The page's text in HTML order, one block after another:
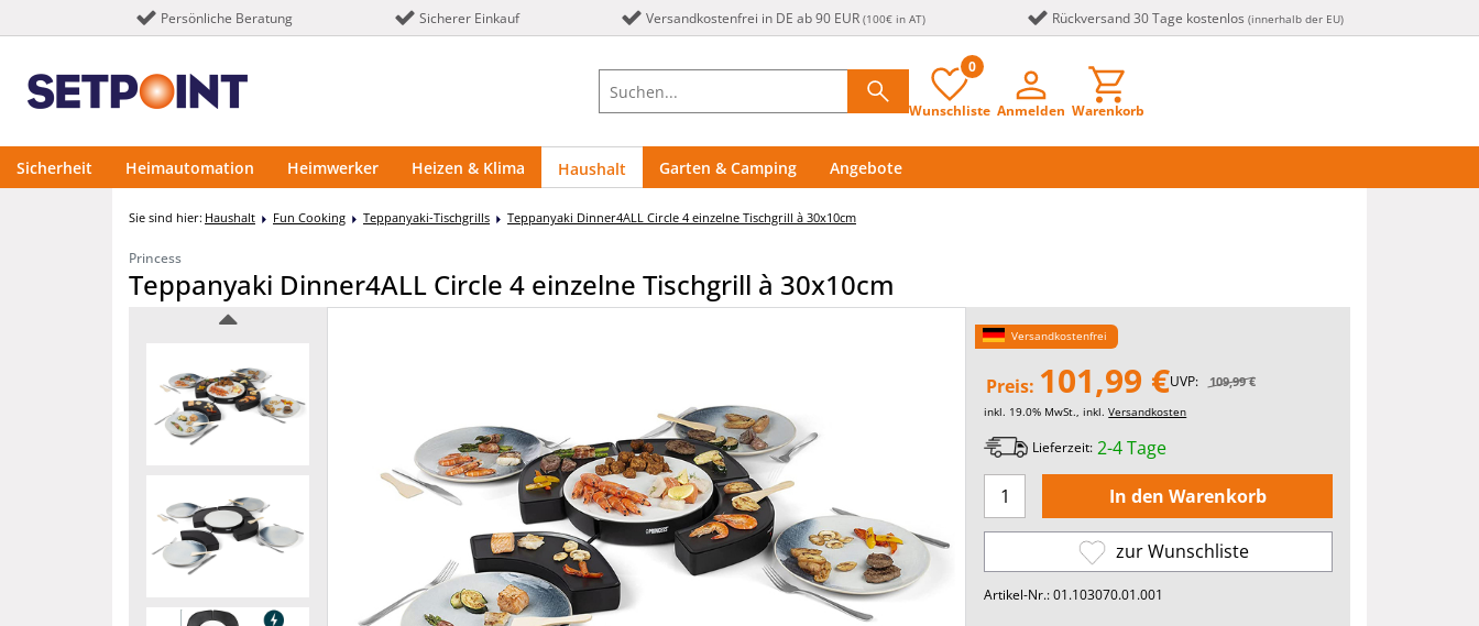
Persönliche Beratung Sicherer Einkauf Versandkostenfrei in DE ab 90 EUR (100€ in AT) Rückversand 30 Tage kostenlos (innerhalb der EU)
0
Wunschliste Anmelden Warenkorb
Sicherheit Heimautomation Heimwerker Heizen & Klima Haushalt Garten & Camping Angebote
Sie sind hier: Haushalt Fun Cooking Teppanyaki-Tischgrills Teppanyaki Dinner4ALL Circle 4 einzelne Tischgrill à 30x10cm
Princess
Teppanyaki Dinner4ALL Circle 4 einzelne Tischgrill à 30x10cm
Versandkostenfrei
Preis: 101,99 €UVP: 109,99 €
inkl. 19.0% MwSt., inkl.Versandkosten
Lieferzeit: 2-4 Tage
zur Wunschliste
Artikel-Nr.: 01.103070.01.001